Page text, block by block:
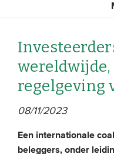
regelgeving
08/11/2023
Een internationale
beleggers, onder